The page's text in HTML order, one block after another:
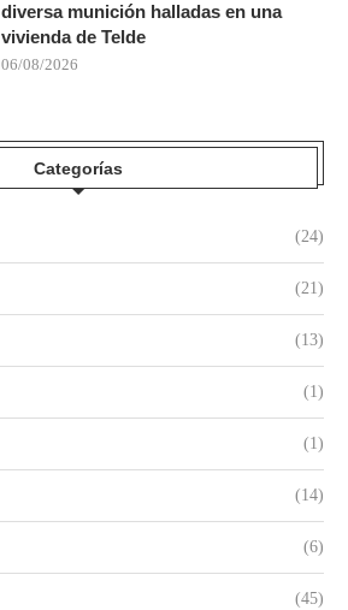
diversa munición halladas en una
vivienda de Telde
06/08/2026
Categorías
(24)
(21)
(13)
(1)
(1)
(14)
(6)
(45)